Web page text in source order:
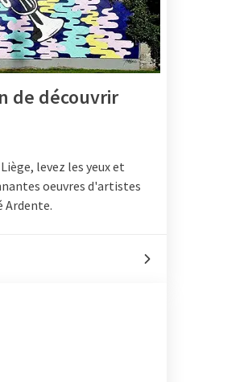
de découvrir
levez les yeux et
oeuvres d'artistes
Ardente.